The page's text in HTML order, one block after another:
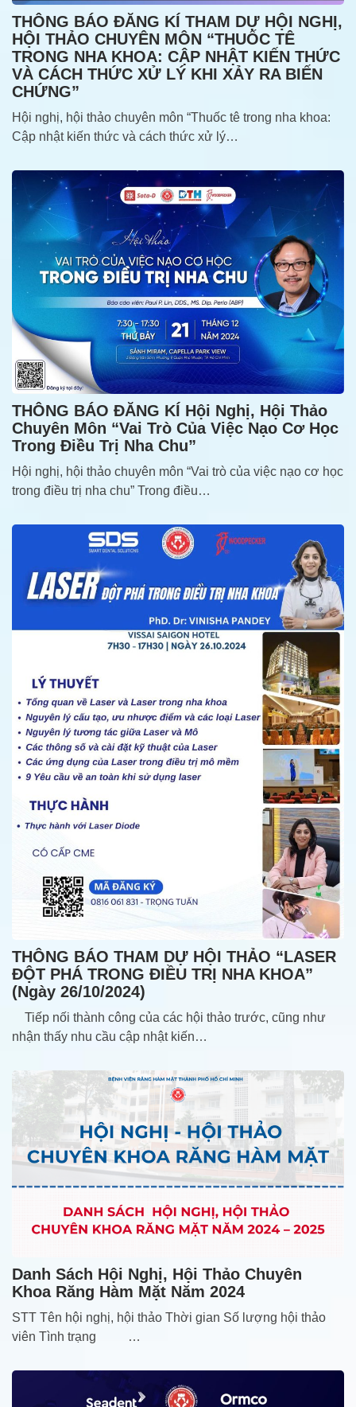
THÔNG BÁO ĐĂNG KÍ THAM DỰ HỘI NGHỊ,
HỘI THẢO CHUYÊN MÔN “THUỐC TÊ
TRONG NHA KHOA: CẬP NHẬT KIẾN THỨC
VÀ CÁCH THỨC XỬ LÝ KHI XẢY RA BIẾN
CHỨNG”
Hội nghị, hội thảo chuyên môn “Thuốc tê trong nha khoa:
Cập nhật kiến thức và cách thức xử lý…
THÔNG BÁO ĐĂNG KÍ Hội Nghị, Hội Thảo
Chuyên Môn “Vai Trò Của Việc Nạo Cơ Học
Trong Điều Trị Nha Chu”
Hội nghị, hội thảo chuyên môn “Vai trò của việc nạo cơ học
trong điều trị nha chu” Trong điều…
THÔNG BÁO THAM DỰ HỘI THẢO “LASER
ĐỘT PHÁ TRONG ĐIỀU TRỊ NHA KHOA”
(ngày 26/10/2024)
Tiếp nối thành công của các hội thảo trước, cũng như
nhận thấy nhu cầu cập nhật kiến…
Danh Sách Hội Nghị, Hội Thảo Chuyên
Khoa Răng Hàm Mặt Năm 2024
STT Tên hội nghị, hội thảo Thời gian Số lượng hội thảo
viên Tình trạng …